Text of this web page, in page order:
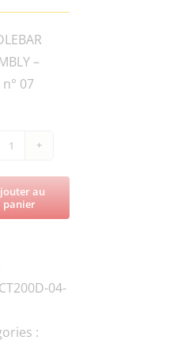
–
07
quantité
de
IMPACT200D-
400-
Handle
au
panier
04-
: